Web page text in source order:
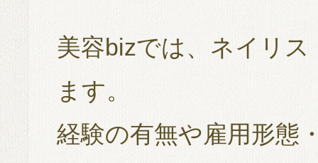
美容bizでは、ネイリ
ます。
経験の有無や雇用形態